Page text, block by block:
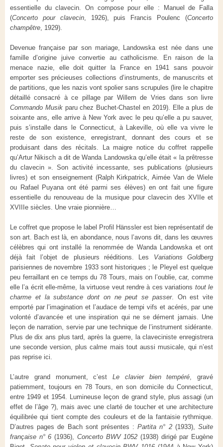
essentielle du clavecin. On compose pour elle : Manuel de Falla
(Concerto pour clavecin, 1926), puis Francis Poulenc (Concerto
champêtre , 1929).
Devenue française par son mariage, Landowska est née dans une
famille d’origine juive convertie au catholicisme. En raison de la
menace nazie, elle doit quitter la France en 1941 sans pouvoir
emporter ses précieuses collections d’instruments, de manuscrits et
de partitions, que les nazis vont spolier sans scrupules (lire le chapitre
détaillé consacré à ce pillage par Willem de Vries dans son livre
Commando Musikparu chez Buchet-Chastel en 2019). Elle a plus de
soixante ans, elle arrive à New York avec le peu qu’elle a pu sauver,
puis s’installe dans le Connecticut, à Lakeville, où elle va vivre le
reste de son existence, enregistrant, donnant des cours et se
produisant dans des récitals. La maigre notice du coffret rappelle
qu’Artur Nikisch a dit de Wanda Landowska qu’elle était « la prêtresse
du clavecin ». Son activité incessante, ses publications (plusieurs
livres) et son enseignement (Ralph Kirkpatrick, Aimée Van de Wiele
ou Rafael Puyana ont été parmi ses élèves) en ont fait une figure
essentielle du renouveau de la musique pour clavecin des XVIIe et
XVIIIe siècles. Une vraie pionnière…
Le coffret que propose le label Profil Hänssler est bien représentatif de
son art. Bach est là, en abondance, nous l’avons dit, dans les œuvres
célèbres qui ont installé la renommée de Wanda Landowska et ont
déjà fait l’objet de plusieurs rééditions. Les Variations Goldberg
parisiennes de novembre 1933 sont historiques ; le Pleyel est quelque
peu ferraillant en ce temps du 78 Tours, mais on l’oublie, car, comme
elle l’a écrit elle-même, la virtuose veut rendre à ces variations tout le
charme et la substance dont on ne peut se passer. On est vite
emporté par l’imagination et l’audace de tempi vifs et acérés, par une
volonté d’avancée et une inspiration qui ne se dément jamais. Une
leçon de narration, servie par une technique de l’instrument sidérante.
Plus de dix ans plus tard, après la guerre, la claveciniste enregistrera
une seconde version, plus calme mais tout aussi musicale, qui n’est
pas reprise ici.
L’autre grand monument, c’est Le clavier bien tempéré , gravé
patiemment, toujours en 78 Tours, en son domicile du Connecticut,
entre 1949 et 1954. Lumineuse leçon de grand style, plus assagi (un
effet de l’âge ?), mais avec une clarté de toucher et une architecture
équilibrée qui tient compte des couleurs et de la fantaisie rythmique.
D’autres pages de Bach sont présentes :Partita n° 2 (1933),Suite
française n° 6 (1936), Concerto BWV 1052 (1938) dirigé par Eugène